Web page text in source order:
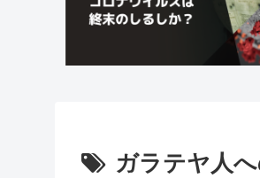
ガラテヤ人